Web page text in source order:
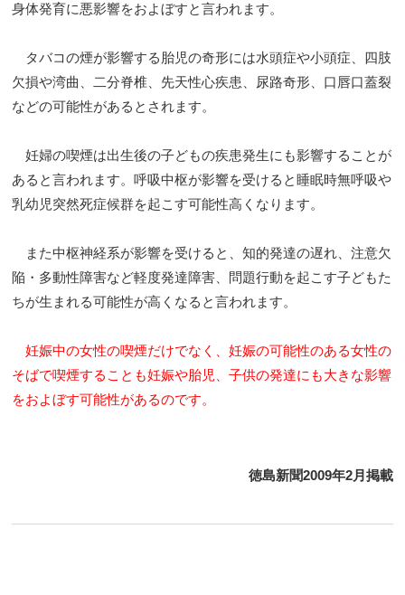
身体発育に悪影響をおよぼすと言われます。
タバコの煙が影響する胎児の奇形には水頭症や小頭症、四肢
欠損や湾曲、二分脊椎、先天性心疾患、尿路奇形、口唇口蓋裂
などの可能性があるとされます。
妊婦の喫煙は出生後の子どもの疾患発生にも影響することが
あると言われます。呼吸中枢が影響を受けると睡眠時無呼吸や
乳幼児突然死症候群を起こす可能性高くなります。
また中枢神経系が影響を受けると、知的発達の遅れ、注意欠
陥・多動性障害など軽度発達障害、問題行動を起こす子どもた
ちが生まれる可能性が高くなると言われます。
妊娠中の女性の喫煙だけでなく、妊娠の可能性のある女性の
そばで喫煙することも妊娠や胎児、子供の発達にも大きな影響
をおよぼす可能性があるのです。
徳島新聞2009年2月掲載